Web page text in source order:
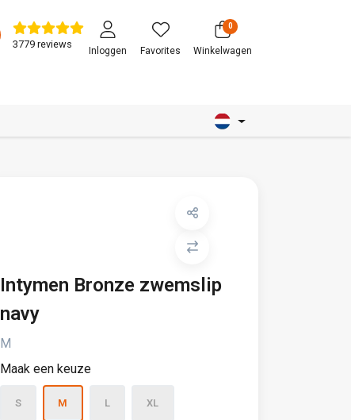
3779 reviews
Inloggen Favorites
0
Winkelwagen
Intymen Bronze zwemslip
navy
M
Maak een keuze
S M L XL